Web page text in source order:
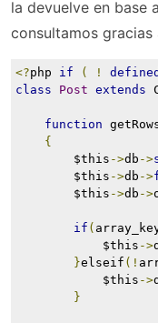
la devuelve en base
consultamos gracias
<?php if ( ! defined
class
Post extends
function
{
$this ->db ->
$this ->db ->
$this ->db ->
if (
$this ->
}elseif (!
$this ->
}